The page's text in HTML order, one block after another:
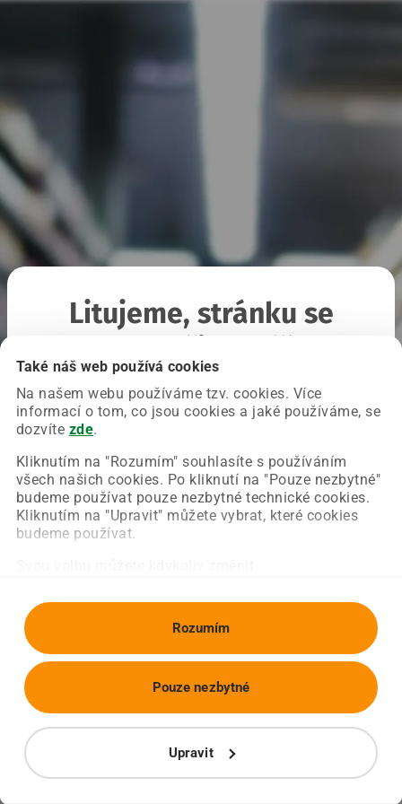
Také náš web používá cookies
Na našem webu používáme tzv. cookies. Více
informací o tom, co jsou cookies a jaké používáme, se
dozvíte zde.
Kliknutím na "Rozumím" souhlasíte s používáním
všech našich cookies. Po kliknutí na "Pouze nezbytné"
budeme používat pouze nezbytné technické cookies.
Kliknutím na "Upravit" můžete vybrat, které cookies
budeme používat.
Rozumím
Upravit
Pouze nezbytné
Litujeme, stránku se
Chyba nastala na naší straně a už ji opravujeme.
Zkuste prosím znovu načíst požadovanou stránku.
Obnovit stránku Úvodní strana